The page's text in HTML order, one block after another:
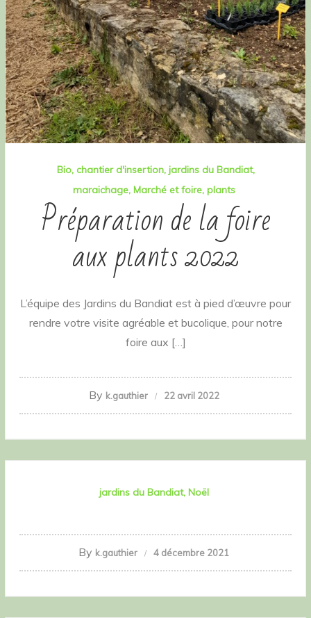
Bio chantier d'insertion jardins du Bandiat
maraichage Marché et foire plants
Préparation de la foire
aux plants 2022
L’équipe des Jardins du Bandiat est à pied d’œuvre pour
rendre votre visite agréable et bucolique, pour notre
foire aux […]
By k.gauthier 22 avril 2022
jardins du Bandiat Noël
By k.gauthier 4 décembre 2021